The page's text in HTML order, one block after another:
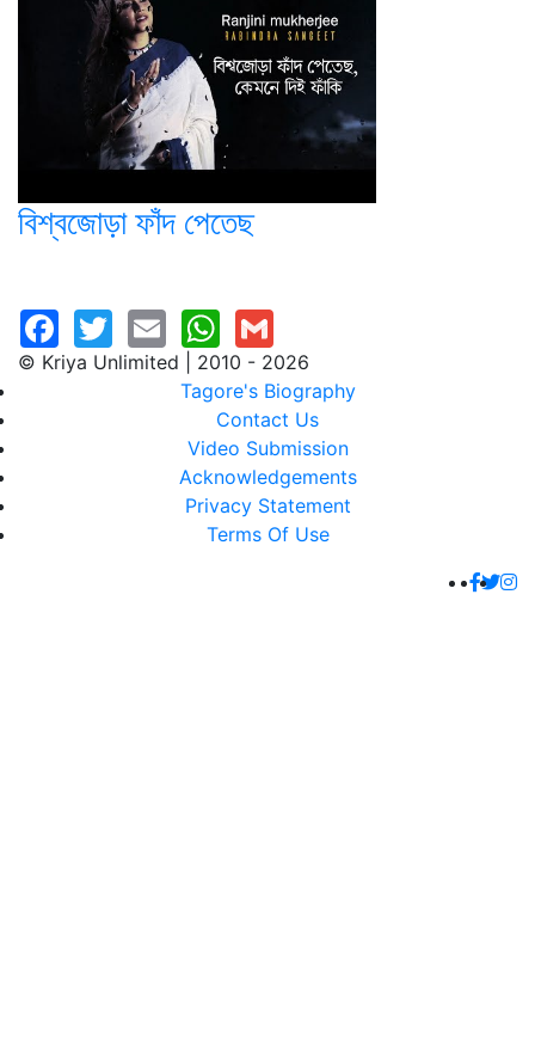
বিশ্বজোড়া ফাঁদ পেতেছ
© Kriya Unlimited | 2010 - 2026
Tagore's Biography
Contact Us
Video Submission
Acknowledgements
Privacy Statement
Terms Of Use